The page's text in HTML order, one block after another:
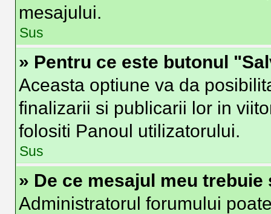
mesajului.
Sus
» Pentru ce este butonul
Aceasta optiune va da
finalizarii si publicarii lor in
folositi Panoul utilizatorului.
Sus
» De ce mesajul meu trebuie
Administratorul forumului